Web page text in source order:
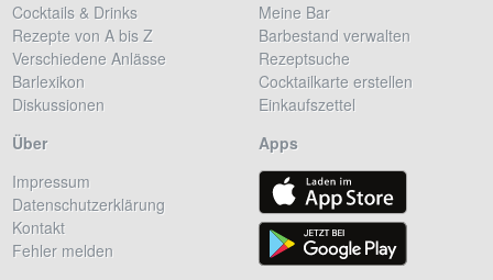
Cocktails & Drinks
Rezepte von A bis Z
Verschiedene Anlässe
Barlexikon
Diskussionen
Meine Bar
Barbestand verwalten
Rezeptsuche
Cocktailkarte erstellen
Einkaufszettel
Über
Impressum
Datenschutzerklärung
Kontakt
Fehler melden
Apps